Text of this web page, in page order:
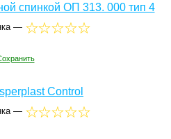
спинкой ОП 313. 000 тип 4
—
Control
—